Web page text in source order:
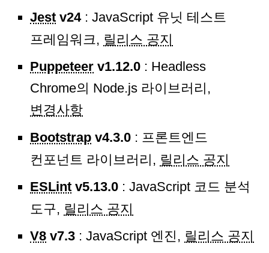
Jest v24: JavaScript 유닛 테스트
프레임워크, 릴리스 공지
Puppeteer v1.12.0 : Headless
Chrome의 Node.js 라이브러리,
변경사항
Bootstrap v4.3.0 : 프론트엔드
컨포넌트 라이브러리, 릴리스 공지
ESLint v5.13.0 : JavaScript 코드 분석
도구, 릴리스 공지
V8 v7.3 : JavaScript 엔진, 릴리스 공지